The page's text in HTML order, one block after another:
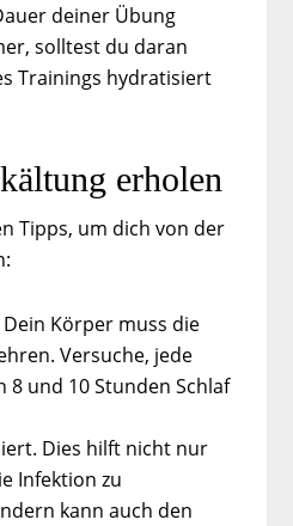
deiner Übung
solltest du daran
Trainings hydratisiert
erholen
Tipps, um dich von der
Körper muss die
Versuche, jede
8 und 10 Stunden Schlaf
Dies hilft nicht nur
Infektion zu
kann auch den